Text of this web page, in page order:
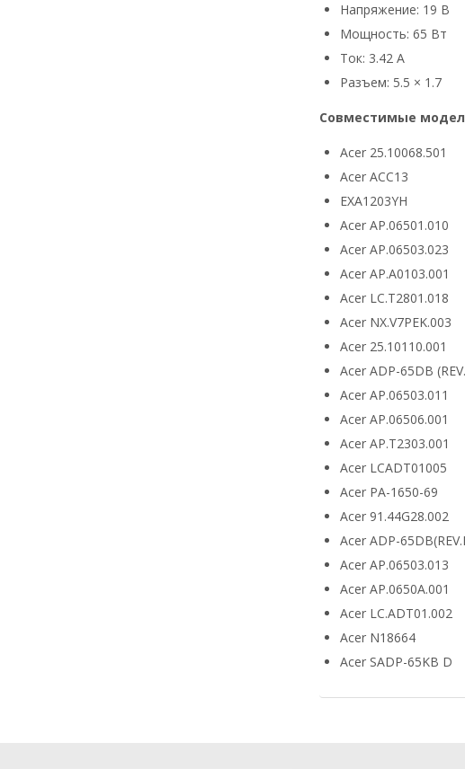
Напряжение: 19 В
Мощность: 65 Вт
Ток: 3.42 А
Разъем: 5.5 × 1.7
Совместимые
Acer 25.10068.501
Acer ACC13
EXA1203YH
Acer AP.06501.010
Acer AP.06503.023
Acer AP.A0103.001
Acer LC.T2801.018
Acer NX.V7PEK.003
Acer 25.10110.001
Acer ADP-65DB
Acer AP.06503.011
Acer AP.06506.001
Acer AP.T2303.001
Acer LCADT01005
Acer PA-1650-69
Acer 91.44G28.002
Acer ADP-
Acer AP.06503.013
Acer AP.0650A.001
Acer LC.ADT01.002
Acer N18664
Acer SADP-65KB D